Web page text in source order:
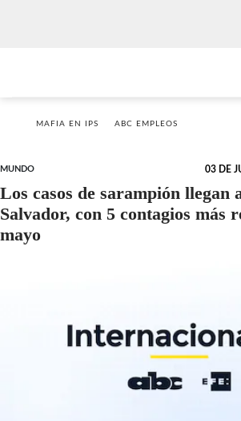
MAFIA EN IPS ABC EMPLEOS
MUNDO 03 DE
Los casos de sarampión llegan
Salvador, con 5 contagios más
mayo